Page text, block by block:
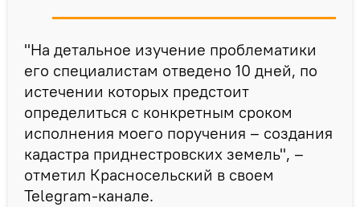
"На детальное изучение проблематики
его специалистам отведено 10 дней, по
истечении которых предстоит
определиться с конкретным сроком
исполнения моего поручения – создания
кадастра приднестровских земель", –
отметил Красносельский в своем
Telegram-канале.